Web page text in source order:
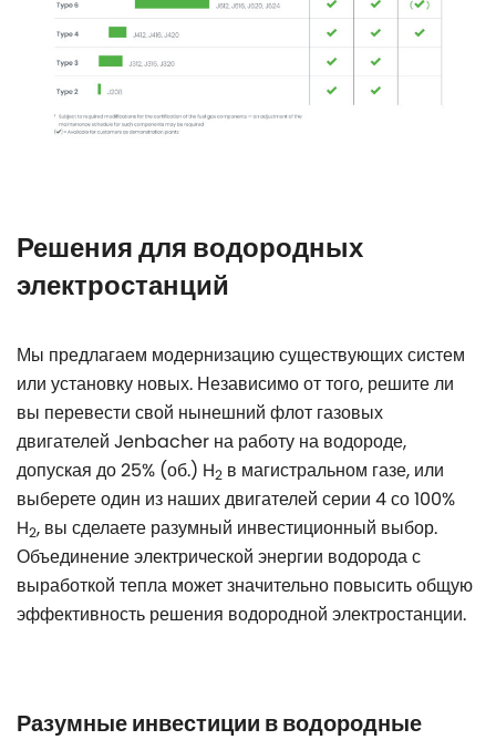
Решения для водородных
электростанций
Мы предлагаем модернизацию существующих систем
или установку новых. Независимо от того, решите ли
вы перевести свой нынешний флот газовых
двигателей Jenbacher на работу на водороде,
допуская до 25% (об.) H2 в магистральном газе, или
выберете один из наших двигателей серии 4 со 100%
H2, вы сделаете разумный инвестиционный выбор.
Объединение электрической энергии водорода с
выработкой тепла может значительно повысить общую
эффективность решения водородной электростанции.
Разумные инвестиции в водородные